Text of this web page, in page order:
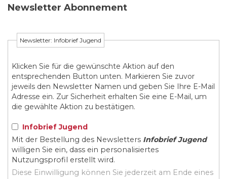
Newsletter Abonnement
Newsletter: Infobrief Jugend
Klicken Sie für die gewünschte Aktion auf den
entsprechenden Button unten. Markieren Sie zuvor
jeweils den Newsletter Namen und geben Sie Ihre E-Mail
Adresse ein. Zur Sicherheit erhalten Sie eine E-Mail, um
die gewählte Aktion zu bestätigen.
Infobrief Jugend
Mit der Bestellung des Newsletters Infobrief Jugend
willigen Sie ein, dass ein personalisiertes
Nutzungsprofil erstellt wird.
Diese Einwilligung können Sie jederzeit am Ende eines